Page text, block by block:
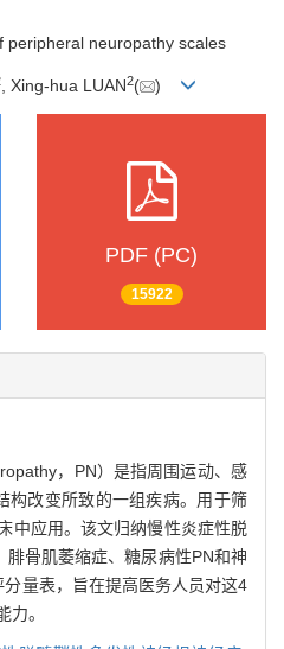
peripheral neuropathy scales
, Xing-hua LUAN2( )
PDF (PC)
15922
，PN）是指周围运动、感
构改变所致的一组疾病。用于筛
中应用。该文归纳慢性炎症性脱
骨肌萎缩症、糖尿病性PN和神
量表，旨在提高医务人员对这4
力。